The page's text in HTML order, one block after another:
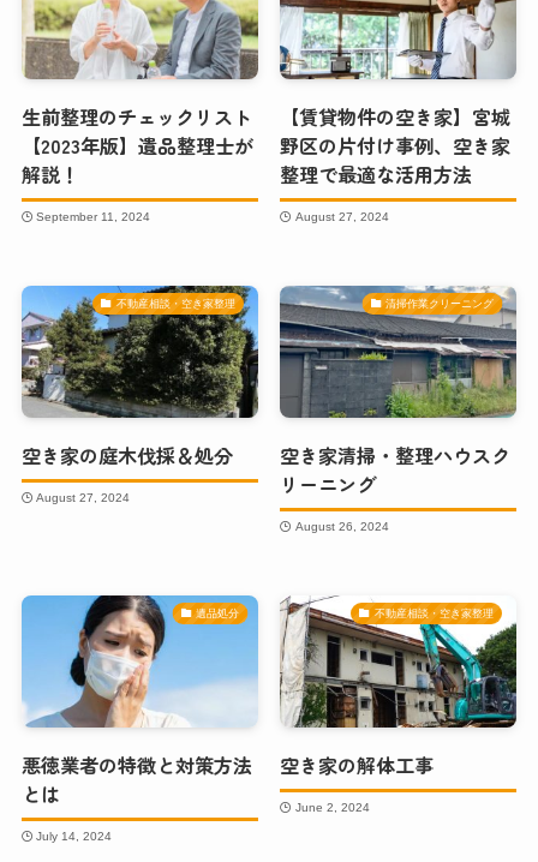
生前整理のチェックリスト
【2023年版】遺品整理士が
解説！
September 11, 2024
【賃貸物件の空き家】宮城
野区の片付け事例、空き家
整理で最適な活用方法
August 27, 2024
不動産相談・空き家整理
空き家の庭木伐採＆処分
August 27, 2024
清掃作業クリーニング
空き家清掃・整理ハウスク
リーニング
August 26, 2024
遺品処分
悪徳業者の特徴と対策方法
とは
July 14, 2024
不動産相談・空き家整理
空き家の解体工事
June 2, 2024